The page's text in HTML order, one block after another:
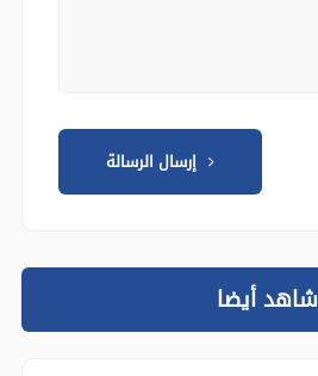
إرسال الرسالة
شاهد أيضا